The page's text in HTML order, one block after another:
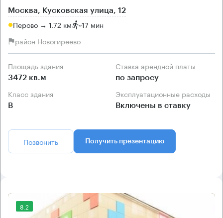
Москва, Кусковская улица, 12
Перово → 1.72 км ~17 мин
район Новогиреево
Площадь здания
3472 кв.м
Ставка арендной платы
по запросу
Класс здания
B
Эксплуатационные расходы
Включены в ставку
Позвонить Получить презентацию
8.2